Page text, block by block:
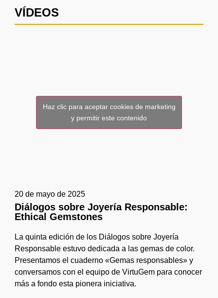
VÍDEOS
Haz clic para aceptar cookies de marketing
y permitir este contenido
20 de mayo de 2025
Diálogos sobre Joyería Responsable:
Ethical Gemstones
La quinta edición de los Diálogos sobre Joyería
Responsable estuvo dedicada a las gemas de color.
Presentamos el cuaderno «Gemas responsables» y
conversamos con el equipo de VirtuGem para conocer
más a fondo esta pionera iniciativa.